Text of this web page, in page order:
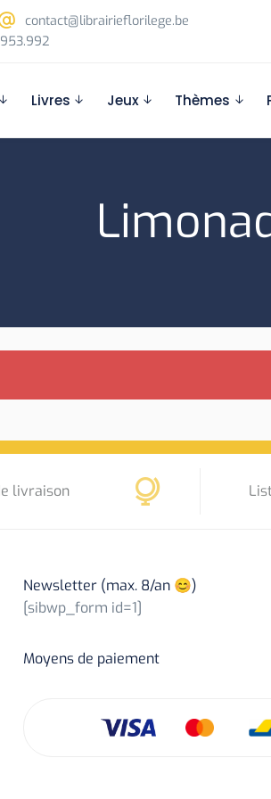
contact@librairieflorilege.be
Livres Jeux Thèmes
livraison
Newsletter (max. 8/an 😊)
[sibwp_form id=1]
Moyens de paiement